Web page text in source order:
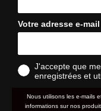
Votre adresse e-mail
J'accepte que
enregistrées et
Nous utilisons les e-mails
informations sur nos